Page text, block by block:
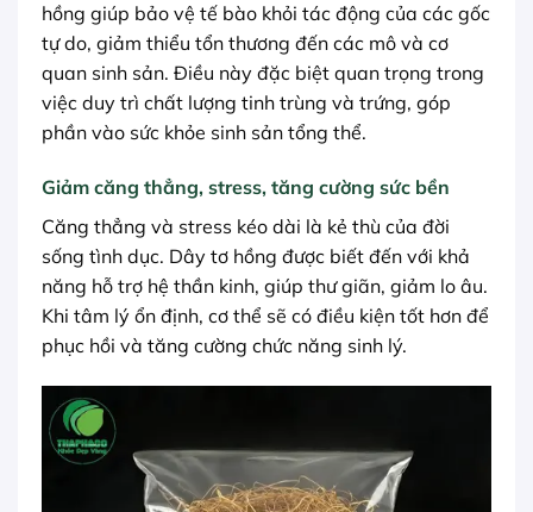
hồng giúp bảo vệ tế bào khỏi tác động của các gốc
tự do, giảm thiểu tổn thương đến các mô và cơ
quan sinh sản. Điều này đặc biệt quan trọng trong
việc duy trì chất lượng tinh trùng và trứng, góp
phần vào sức khỏe sinh sản tổng thể.
Giảm căng thẳng, stress, tăng cường sức bền
Căng thẳng và stress kéo dài là kẻ thù của đời
sống tình dục. Dây tơ hồng được biết đến với khả
năng hỗ trợ hệ thần kinh, giúp thư giãn, giảm lo âu.
Khi tâm lý ổn định, cơ thể sẽ có điều kiện tốt hơn để
phục hồi và tăng cường chức năng sinh lý.